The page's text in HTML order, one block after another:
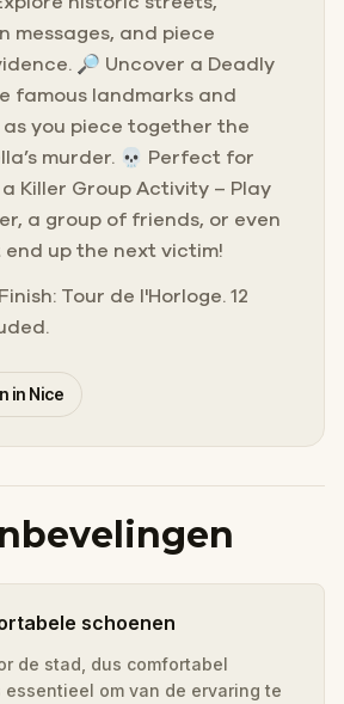
messages, and piece
🔎 Uncover a Deadly
famous landmarks and
you piece together the
murder. 💀 Perfect for
Killer Group Activity – Play
a group of friends, or even
up the next victim!
Tour de l'Horloge. 12
in Nice
schoenen
de stad, dus comfortabel
essentieel om van de ervaring te